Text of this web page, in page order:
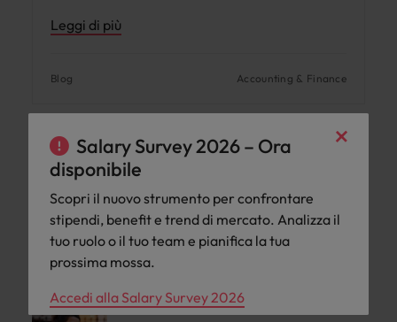
Leggi di più
Blog Accounting & Finance
Consigli di Carriera
Vedi di più
Aumento retributivo medio del 30%
per i candidati dell'ambito Sales
×
Salary Survey 2026 – Ora
disponibile
Scopri il nuovo strumento per confrontare
stipendi, benefit e trend di mercato. Analizza il
tuo ruolo o il tuo team e pianifica la tua
prossima mossa.
Accedi alla Salary Survey 2026